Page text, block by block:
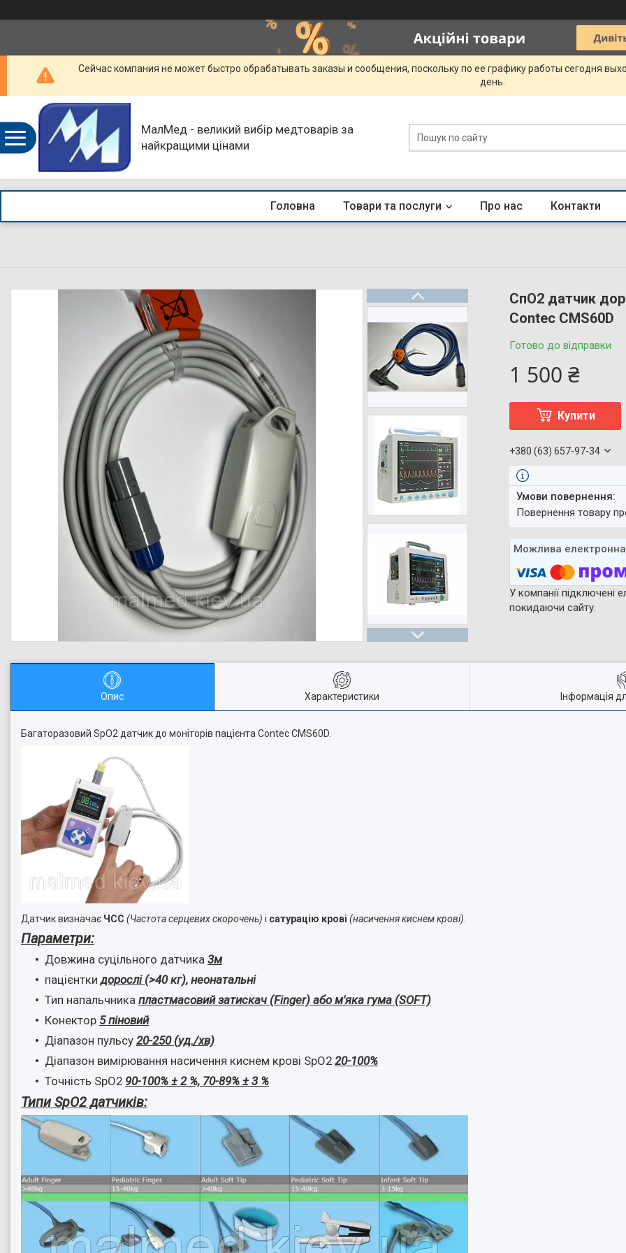
Сейчас компания не может быстро обрабатывать заказы и сообщения, поскольку по ее графику работы сегодня
день.
МалМед - великий вибір медтоварів за
найкращими цінами
Головна Товари та послуги Про нас Контакти
СпО2 датчик
Contec CMS60D
Готово до відправки
1 500 ₴
Купити
+380 (63) 657-97-34
повернення товару
У компанії підключені
покидаючи сайту.
Опис Характеристики Інформація
Багаторазовий SpO2 датчик до моніторів пацієнта Contec CMS60D.
Датчик визначає ЧСС (Частота серцевих скорочень) і сатурацію крові (насичення киснем крові)
Параметри:
Довжина суцільного датчика 3м
пацієнткидорослі (>40 кг), неонатальні
Тип напальчника пластмасовий затискач (Finger) або м'яка гума (SOFT)
Конектор 5 піновий
Діапазон пульсу 20-250 (уд./хв)
Діапазон вимірювання насичення киснем крові SpO2 20-100%
Точність SpO2 90-100% ± 2 %, 70-89% ± 3 %
Типи SpO2 датчиків: